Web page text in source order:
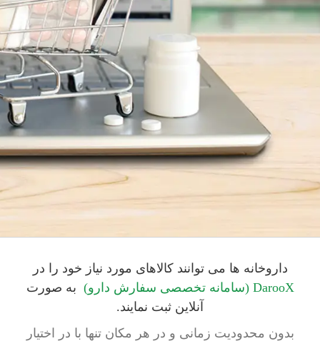
داروخانه ها می توانند کالاهای مورد نیاز خود را در
DarooX (سامانه تخصصی سفارش دارو)
به صورت
آنلاین ثبت نمایند.
بدون محدودیت زمانی و در هر مکان تنها با در اختیار